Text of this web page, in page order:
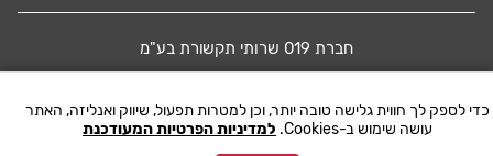
חברת 019 שרותי תקשורת בע"מ
© 2016 019 MOBILE. All rights reserved
כדי לספק לך חווית גלישה טובה יותר, וכן למטרות תפעול, שיווק ואנליזה, האתר
עושה שימוש ב-Cookies.
למדיניות הפרטיות המעודכנת